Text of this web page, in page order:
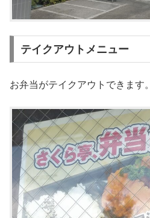
テイクアウトメニュー
お弁当がテイクアウトできます。